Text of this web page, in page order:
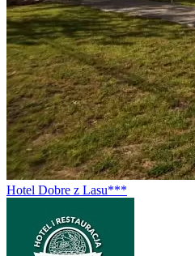
Hotel Dobre z Lasu***